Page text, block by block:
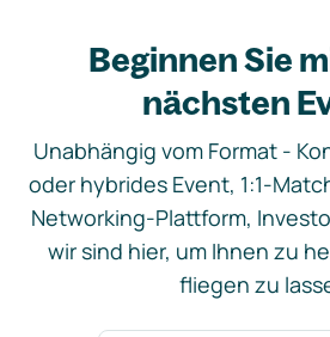
Beginnen Sie
nächsten
Unabhängig vom Format -
oder hybrides Event, 1:1-
Networking-Plattform,
wir sind hier, um Ihnen zu
fliegen zu